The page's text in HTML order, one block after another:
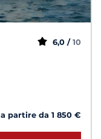
6,0 / 10
a partire da 1 850 €